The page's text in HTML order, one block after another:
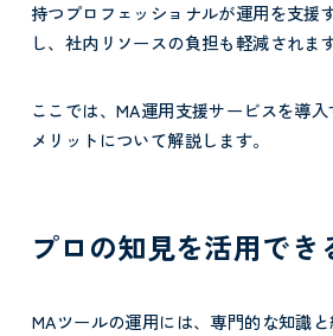
持つプロフェッショナルが運用を支援
し、社内リソースの負担も軽減されます
ここでは、MA運用支援サービスを導
メリットについて解説します。
プロの知見を活用でき
MAツールの運用には、専門的な知識